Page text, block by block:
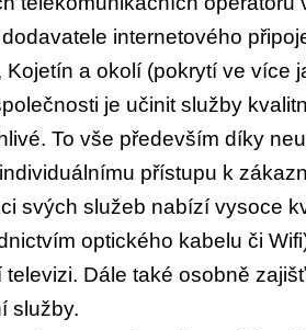
internetového
Kojetín a okolí (pokrytí ve více
je učinit služby
To vše především díky
přístupu k
svých služeb nabízí vysoce
optického kabelu či
televizi. Dále také osobně
služby.